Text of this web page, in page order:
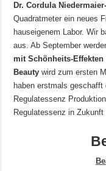
Dr. Cordula
Quadratmeter ein neues
hauseigenem Labor. Wir
aus. Ab September
mit Schönheits-Effekten
Beauty wird zum ersten
haben erstmals
Regulatessenz
Regulatessenz in